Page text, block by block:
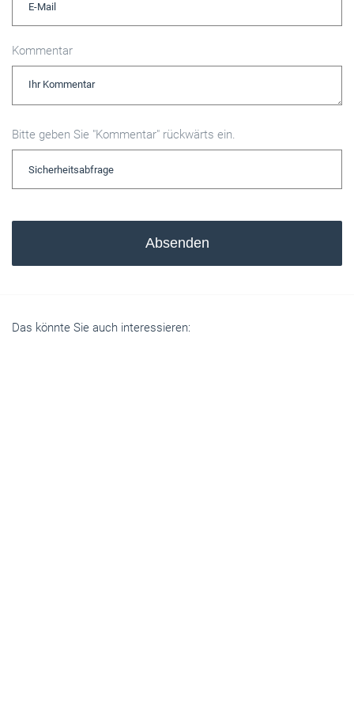
Kommentar
Bitte geben Sie "Kommentar" rückwärts ein.
Absenden
Das könnte Sie auch interessieren: